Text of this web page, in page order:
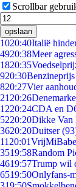
Scrollbar
opslaan
1020:40Italië
4920:38Meer
1820:35
920:30
820:27Vier
21 20:26
1220:24CDA en
5220:20Dikke Van
3620:20Duitser
11 20:01
3519:58Random
4619:57Trump wil
6519:50Onlyfans-